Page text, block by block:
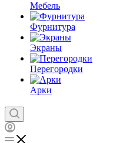
Мебель
Фурнитура
Экраны
Перегородки
Арки